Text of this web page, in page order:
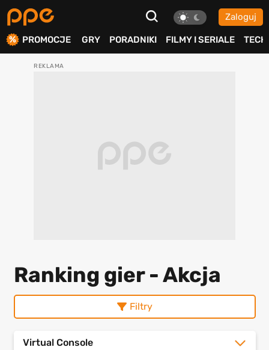
Zaloguj
PROMOCJE GRY PORADNIKI FILMY I SERIALE TECH
Ranking gier - Akcja
Filtry
Virtual Console